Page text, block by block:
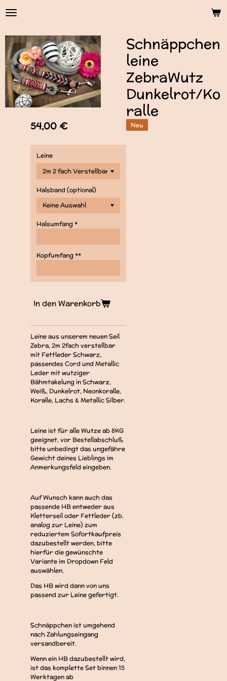
Zum
Hauptinhalt
Schnäppchen
leine
ZebraWutz
Dunkelrot/Ko
ralle
Neu
54,00 €
Leine
Halsband (optional)
Halsumfang *
Kopfumfang **
In den Warenkorb
Leine aus unserem neuen Seil
Zebra, 2m 2fach verstellbar
mit Fettleder Schwarz,
passendes Cord und Metallic
Leder mit wutziger
Bähmtakelung in Schwarz,
Weiß, Dunkelrot, Neonkoralle,
Koralle, Lachs & Metallic Silber.
Leine ist für alle Wutze ab 8KG
geeignet, vor Bestellabschluß
bitte unbedingt das ungefähre
Gewicht deines Lieblings im
Anmerkungsfeld eingeben.
Auf Wunsch kann auch das
passende HB entweder aus
Kletterseil oder Fettleder (zb.
analog zur Leine) zum
reduziertem Sofortkaufpreis
dazubestellt werden, bitte
hierfür die gewünschte
Variante im Dropdown Feld
auswählen.
Das HB wird dann von uns
passend zur Leine gefertigt.
Schnäppchen ist umgehend
nach Zahlungseingang
versandbereit.
Wenn ein HB dazubestellt wird,
ist das komplette Set binnen 15
Werktagen ab